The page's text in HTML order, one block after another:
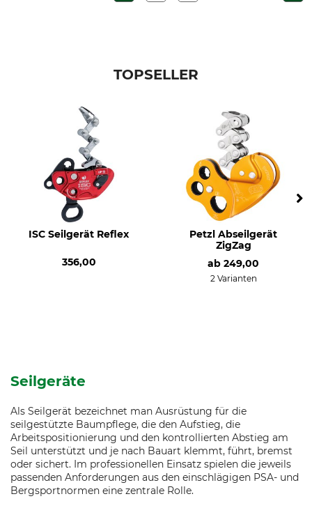
TOPSELLER
ISC Seilgerät Reflex
356,00
Petzl Abseilgerät
ZigZag
ab 249,00
2 Varianten
Seilgeräte
Als Seilgerät bezeichnet man Ausrüstung für die
seilgestützte Baumpflege, die den Aufstieg, die
Arbeitspositionierung und den kontrollierten Abstieg am
Seil unterstützt und je nach Bauart klemmt, führt, bremst
oder sichert. Im professionellen Einsatz spielen die jeweils
passenden Anforderungen aus den einschlägigen PSA- und
Bergsportnormen eine zentrale Rolle.